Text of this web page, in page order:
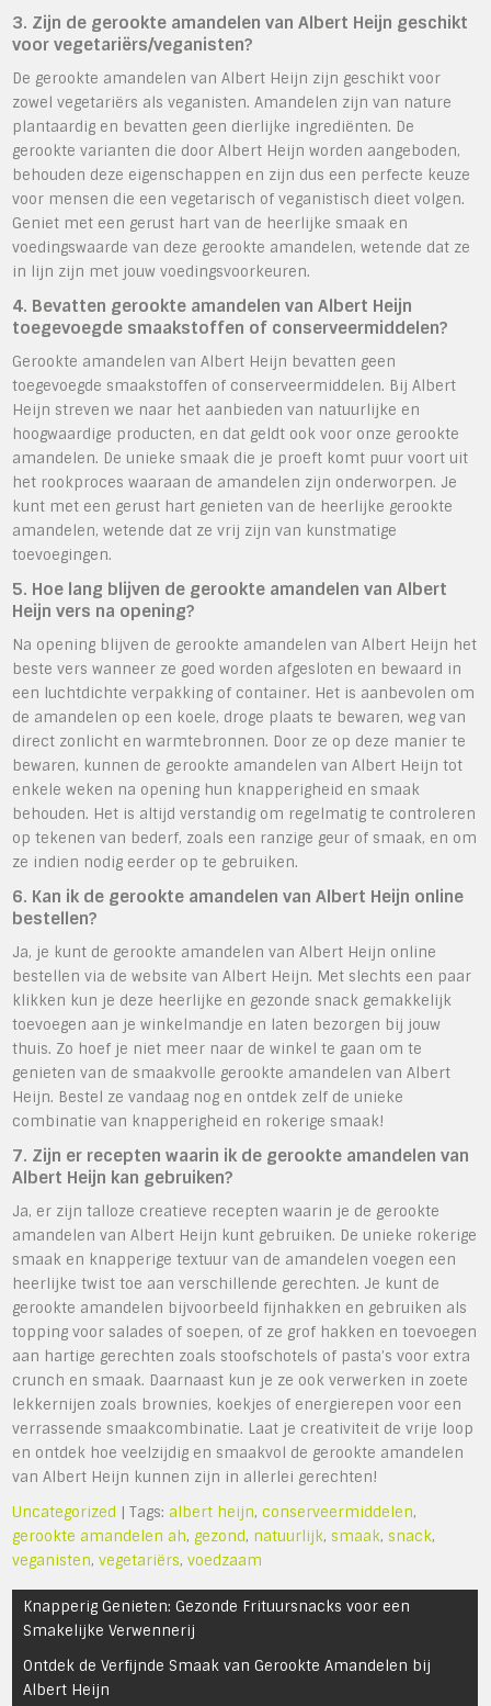
3. Zijn de gerookte amandelen van Albert Heijn geschikt
voor vegetariërs/veganisten?
De gerookte amandelen van Albert Heijn zijn geschikt voor
zowel vegetariërs als veganisten. Amandelen zijn van nature
plantaardig en bevatten geen dierlijke ingrediënten. De
gerookte varianten die door Albert Heijn worden aangeboden,
behouden deze eigenschappen en zijn dus een perfecte keuze
voor mensen die een vegetarisch of veganistisch dieet volgen.
Geniet met een gerust hart van de heerlijke smaak en
voedingswaarde van deze gerookte amandelen, wetende dat ze
in lijn zijn met jouw voedingsvoorkeuren.
4. Bevatten gerookte amandelen van Albert Heijn
toegevoegde smaakstoffen of conserveermiddelen?
Gerookte amandelen van Albert Heijn bevatten geen
toegevoegde smaakstoffen of conserveermiddelen. Bij Albert
Heijn streven we naar het aanbieden van natuurlijke en
hoogwaardige producten, en dat geldt ook voor onze gerookte
amandelen. De unieke smaak die je proeft komt puur voort uit
het rookproces waaraan de amandelen zijn onderworpen. Je
kunt met een gerust hart genieten van de heerlijke gerookte
amandelen, wetende dat ze vrij zijn van kunstmatige
toevoegingen.
5. Hoe lang blijven de gerookte amandelen van Albert
Heijn vers na opening?
Na opening blijven de gerookte amandelen van Albert Heijn het
beste vers wanneer ze goed worden afgesloten en bewaard in
een luchtdichte verpakking of container. Het is aanbevolen om
de amandelen op een koele, droge plaats te bewaren, weg van
direct zonlicht en warmtebronnen. Door ze op deze manier te
bewaren, kunnen de gerookte amandelen van Albert Heijn tot
enkele weken na opening hun knapperigheid en smaak
behouden. Het is altijd verstandig om regelmatig te controleren
op tekenen van bederf, zoals een ranzige geur of smaak, en om
ze indien nodig eerder op te gebruiken.
6. Kan ik de gerookte amandelen van Albert Heijn online
bestellen?
Ja, je kunt de gerookte amandelen van Albert Heijn online
bestellen via de website van Albert Heijn. Met slechts een paar
klikken kun je deze heerlijke en gezonde snack gemakkelijk
toevoegen aan je winkelmandje en laten bezorgen bij jouw
thuis. Zo hoef je niet meer naar de winkel te gaan om te
genieten van de smaakvolle gerookte amandelen van Albert
Heijn. Bestel ze vandaag nog en ontdek zelf de unieke
combinatie van knapperigheid en rokerige smaak!
7. Zijn er recepten waarin ik de gerookte amandelen van
Albert Heijn kan gebruiken?
Ja, er zijn talloze creatieve recepten waarin je de gerookte
amandelen van Albert Heijn kunt gebruiken. De unieke rokerige
smaak en knapperige textuur van de amandelen voegen een
heerlijke twist toe aan verschillende gerechten. Je kunt de
gerookte amandelen bijvoorbeeld fijnhakken en gebruiken als
topping voor salades of soepen, of ze grof hakken en toevoegen
aan hartige gerechten zoals stoofschotels of pasta’s voor extra
crunch en smaak. Daarnaast kun je ze ook verwerken in zoete
lekkernijen zoals brownies, koekjes of energierepen voor een
verrassende smaakcombinatie. Laat je creativiteit de vrije loop
en ontdek hoe veelzijdig en smaakvol de gerookte amandelen
van Albert Heijn kunnen zijn in allerlei gerechten!
Uncategorized | Tags: albert heijn,conserveermiddelen,
gerookte amandelen ah,gezond, natuurlijk,smaak,snack,
veganisten,vegetariërs,voedzaam
Bericht
navigatie
Knapperig Genieten: Gezonde Frituursnacks voor een
Smakelijke Verwennerij
Ontdek de Verfijnde Smaak van Gerookte Amandelen bij
Albert Heijn